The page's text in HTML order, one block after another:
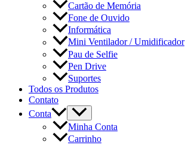
Cartão de Memória
Fone de Ouvido
Informática
Mini Ventilador / Umidificador
Pau de Selfie
Pen Drive
Suportes
Todos os Produtos
Contato
Conta
Minha Conta
Carrinho